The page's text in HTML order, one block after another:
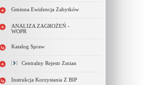
Gminna Ewidencja Zabytków
ANALIZA ZAGROŻEŃ -
WOPR
Katalog Spraw
Centralny Rejestr Zmian
Instrukcja Korzystania Z BIP